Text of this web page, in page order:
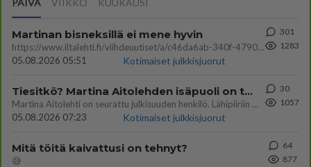
PÄIVÄ VIIKKO KUUKAUSI
Martinan bisneksillä ei mene hyvin
https://www.iltalehti.fi/viihdeuutiset/a/c46da6ab-340f-4790-aaa7-0865eed2336 Yrityksen konkurssihakemus on tullut kärä
05.08.2026 05:51
Kotimaiset julkkisjuorut
301
1283
Tiesitkö? Martina Aitolehden isäpuoli on tämä suosittu laulaja
Martina Aitolehti on seurattu julkisuuden henkilö. Lähipiiriin mahtuu muitakin tunnettuja henkilöitä. Tiesitkö, että Ma
05.08.2026 07:23
Kotimaiset julkkisjuorut
30
1057
Mitä töitä kaivattusi on tehnyt?
😅
64
877